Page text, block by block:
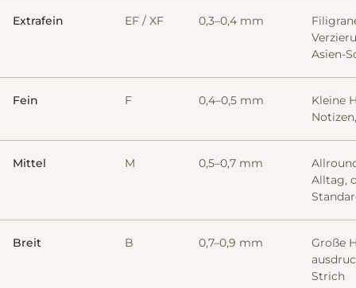
Extrafein EF / XF 0,3–0,4 mm
Asien-
Fein F 0,4–0,5 mm
Kleine
Mittel M 0,5–0,7 mm
Alltag,
Breit B 0,7–0,9 mm
Große
Strich